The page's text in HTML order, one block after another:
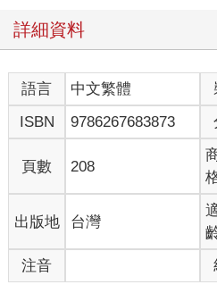
然而，現在的日本，以捕鼠為目
少數。如今，大多數人認為貓狗等
開始將寵物視為「家人」並細心照
的背景下，日本在二○一七年貓的
起，「貓熱潮」開始在各地引起話
從以上這些歷程，大家應該可以明
貓與人之間的關係在現代日本正經
詳細資料
語言 中文繁體
ISBN
9786267683873
頁數 208
出版地 台灣
注音